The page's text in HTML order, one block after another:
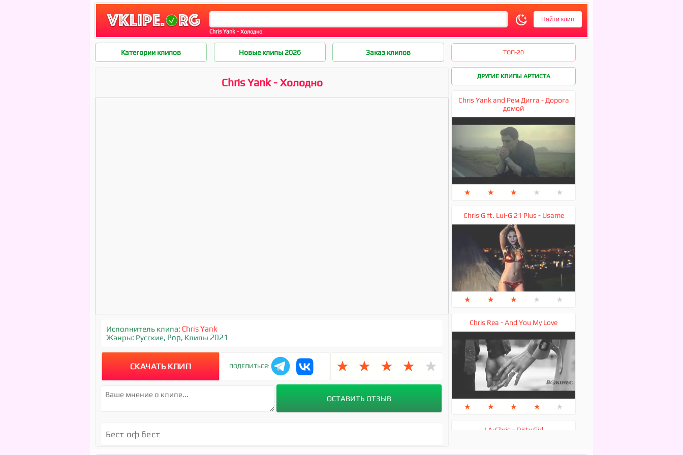
Chris Yank - Холодно
Категории клипов Новые клипы 2026 Заказ клипов ТОП-20
Chris Yank - Холодно
Исполнитель клипа: Chris Yank
Жанры: Русские, Pop, Клипы 2021
СКАЧАТЬ КЛИП ПОДЕЛИТЬСЯ: ★ ★ ★ ★ ★
Бест оф бест
ДРУГИЕ КЛИПЫ АРТИСТА
Chris Yank and Рем Дигга - Дорога
домой
★ ★ ★ ★ ★
Chris G ft. Lui-G 21 Plus - Usame
★ ★ ★ ★ ★
Chris Rea - And You My Love
★ ★ ★ ★ ★
LA-Chris - Dirty Girl